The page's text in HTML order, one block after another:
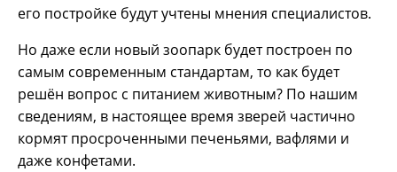
его постройке будут учтены мнения специалистов.
Но даже если новый зоопарк будет построен по
самым современным стандартам, то как будет
решён вопрос с питанием животным? По нашим
сведениям, в настоящее время зверей частично
кормят просроченными печеньями, вафлями и
даже конфетами.